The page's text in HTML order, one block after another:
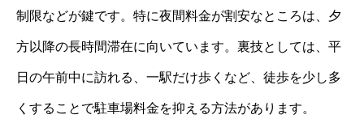
制限などが鍵です。特に夜間料金が割安なところは、夕
方以降の長時間滞在に向いています。裏技としては、平
日の午前中に訪れる、一駅だけ歩くなど、徒歩を少し多
くすることで駐車場料金を抑える方法があります。